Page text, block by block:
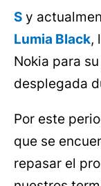
S y
Lumia Black,
Nokia para
desplegada
Por este
que se
repasar el